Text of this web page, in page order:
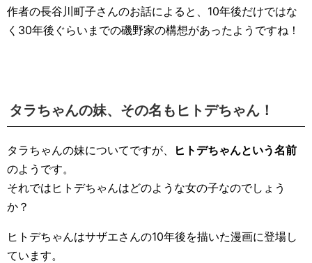
作者の長谷川町子さんのお話によると、10年後だけではな
く30年後ぐらいまでの磯野家の構想があったようですね！
タラちゃんの妹、その名もヒトデちゃん！
タラちゃんの妹についてですが、
ヒトデちゃんという名前
のようです。
それではヒトデちゃんはどのような女の子なのでしょう
か？
ヒトデちゃんはサザエさんの10年後を描いた漫画に登場し
ています。